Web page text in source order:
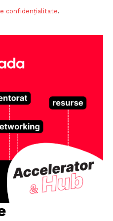
confidențialitate.